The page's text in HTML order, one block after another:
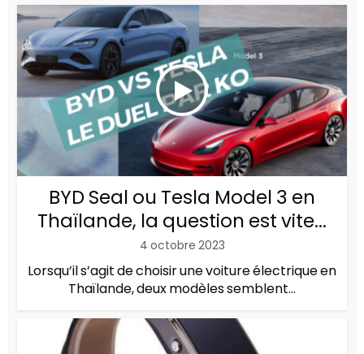
BYD Seal ou Tesla Model 3 en
Thaïlande, la question est vite...
4 octobre 2023
Lorsqu’il s’agit de choisir une voiture électrique en
Thaïlande, deux modèles semblent...